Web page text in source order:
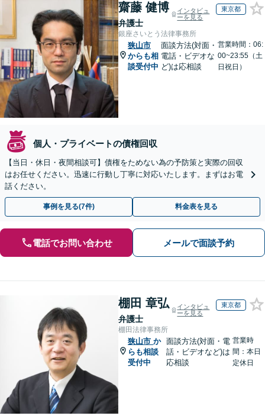
齋藤 健博
弁護士
インタビュ
ーを見る
東京都
銀座さいとう法律事務所
狭山市
からも相
談受付中
面談方法(対面・
電話・ビデオな
ど)は応相談
営業時間：06:
00~23:55（土
日祝日）
個人・プライベートの債権回収
【当日・休日・夜間相談可】債権をためない為の予防策と実際の回収
はお任せください。迅速に行動し丁寧に対応いたします。まずはお電
話ください。
事例を見る(7件) 料金表を見る
電話でお問い合わせ メールで面談予約
棚田 章弘
弁護士
インタビュ
ーを見る
東京都
棚田法律事務所
狭山市 か
らも相談
受付中
面談方法(対面・電
話・ビデオなど)は
応相談
営業時
間：本日
定休日